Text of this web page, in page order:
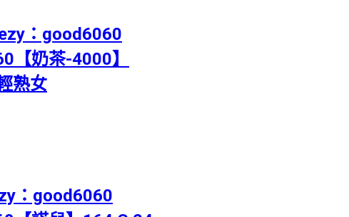
：good6060
【奶茶-4000】
熟女
：good6060